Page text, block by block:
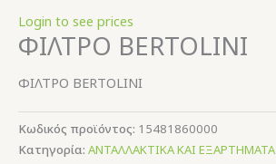
Login to see prices
ΦΙΛΤΡΟ BERTOLINI
ΦΙΛΤΡΟ BERTOLINI
Κωδικός προϊόντος: 15481860000
Κατηγορία: ΑΝΤΑΛΛΑΚΤΙΚΑ ΚΑΙ ΕΞΑΡΤΗΜΑΤΑ